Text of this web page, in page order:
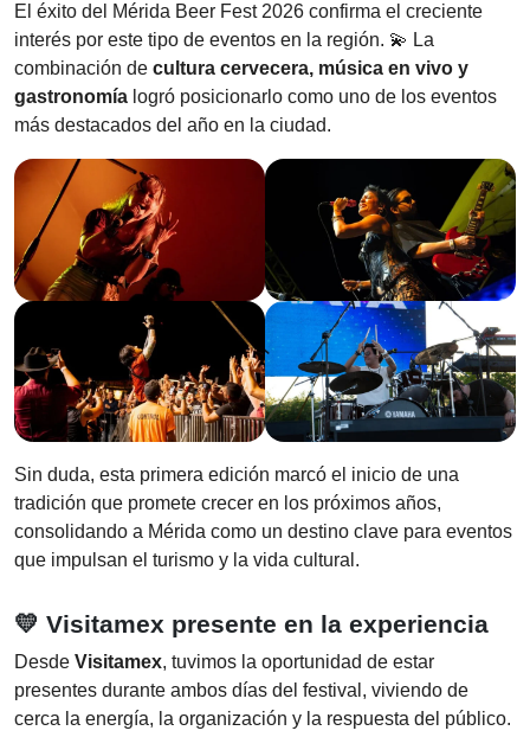
El éxito del Mérida Beer Fest 2026 confirma el creciente
interés por este tipo de eventos en la región. 💫 La
combinación de cultura cervecera, música en vivo y
gastronomía logró posicionarlo como uno de los eventos
más destacados del año en la ciudad.
Sin duda, esta primera edición marcó el inicio de una
tradición que promete crecer en los próximos años,
consolidando a Mérida como un destino clave para eventos
que impulsan el turismo y la vida cultural.
💛 Visitamex presente en la experiencia
Desde Visitamex, tuvimos la oportunidad de estar
presentes durante ambos días del festival, viviendo de
cerca la energía, la organización y la respuesta del público.